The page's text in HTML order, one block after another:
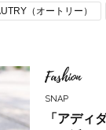
（オートリー）
Fashion
SNAP
「アディ